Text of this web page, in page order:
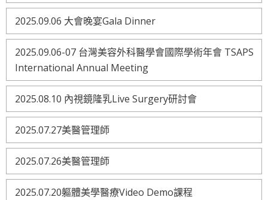
2025.09.06 大會晚宴Gala Dinner
2025.09.06-07 台灣美容外科醫學會國際學術年會 TSAPS
International Annual Meeting
2025.08.10 內視鏡隆乳Live Surgery研討會
2025.07.27美醫管理師
2025.07.26美醫管理師
2025.07.20軀體美學醫療Video Demo課程